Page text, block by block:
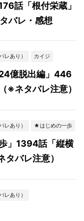
話「根付栄蔵」
バレ・感想
レあり） カイジ
億脱出編」446
※ネタバレ注意）
レあり） ★はじめの一歩
」1394話「縦横
バレ注意）
レあり）